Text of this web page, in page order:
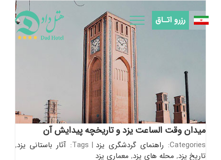
content
رزرو اتـاق
میدان وقت الساعت یزد و تاریخچه پیدایش آن
Categories: راهنمای گردشگری یزد |
Tags: آثار باستانی یزد,
تاریخ یزد, محله های یزد, معماری یزد